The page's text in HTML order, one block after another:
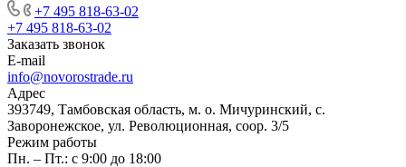
+7 495 818-63-02
+7 495 818-63-02
Заказать звонок
E-mail
info@novorostrade.ru
Адрес
393749, Тамбовская область, м. о. Мичуринский, с.
Заворонежское, ул. Революционная, соор. 3/5
Режим работы
Пн. – Пт.: с 9:00 до 18:00